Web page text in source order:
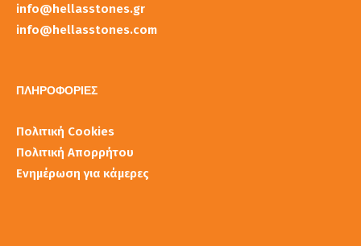
info@hellasstones.gr
info@hellasstones.com
ΠΛΗΡΟΦΟΡΙΕΣ
Πολιτική Cookies
Πολιτική Απορρήτου
Ενημέρωση για κάμερες